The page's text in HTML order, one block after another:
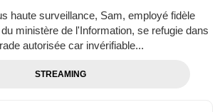
haute surveillance, Sam, employé fidèle
ministère de l'Information, se refugie dans
autorisée car invérifiable...
STREAMING